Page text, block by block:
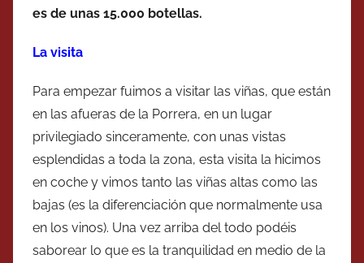
es de unas 15.000 botellas.
La visita
Para empezar fuimos a visitar las viñas, que están
en las afueras de la Porrera, en un lugar
privilegiado sinceramente, con unas vistas
esplendidas a toda la zona, esta visita la hicimos
en coche y vimos tanto las viñas altas como las
bajas (es la diferenciación que normalmente usa
en los vinos). Una vez arriba del todo podéis
saborear lo que es la tranquilidad en medio de la